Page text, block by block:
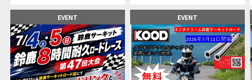
MOVIE 【ホンダ
MOVIE 【鈴鹿サー
MOVIE CL500売却
MOVIE 【梅本まど
MOVIE 憧れの大
EVENT EVENT